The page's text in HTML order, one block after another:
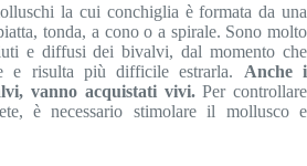
la cui conchiglia è formata da una
tonda, a cono o a spirale. Sono molto
e diffusi dei bivalvi, dal momento che
e risulta più difficile estrarla. Anche i
vanno acquistati vivi.Per controllare
è necessario stimolare il mollusco e